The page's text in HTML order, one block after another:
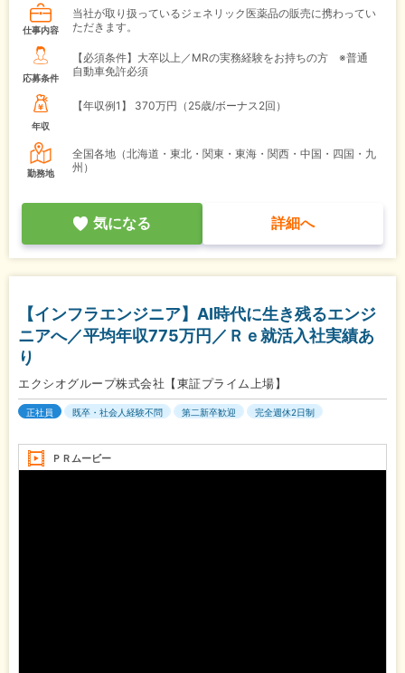
仕事内容
当社が取り扱っているジェネリック医薬品の販売に携わってい
ただきます。
応募条件
【必須条件】大卒以上／MRの実務経験をお持ちの方 ※普通
自動車免許必須
年収
【年収例1】 370万円（25歳/ボーナス2回）
勤務地
全国各地（北海道・東北・関東・東海・関西・中国・四国・九
州）
気になる 詳細へ
【インフラエンジニア】AI時代に生き残るエンジ
ニアへ／平均年収775万円／Ｒｅ就活入社実績あ
り
エクシオグループ株式会社【東証プライム上場】
正社員 既卒・社会人経験不問 第二新卒歓迎 完全週休2日制
ＰＲムービー